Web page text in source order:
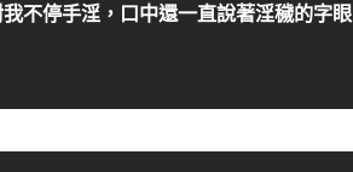
不停手淫，口中還一直說著淫穢的字